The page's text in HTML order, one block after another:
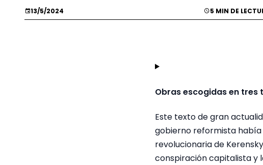
13/5/2024 5 MIN DE
Obras escogidas en tres
Este texto de gran
gobierno reformista había
revolucionaria de
conspiración capitalista y